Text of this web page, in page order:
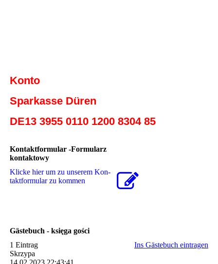
Konto
Sparkasse Düren
DE13 3955 0110 1200 8304 85
Kontaktformular -Formularz
kontaktowy
Klicke hier um zu unserem Kon­
takt­for­mu­lar zu kommen
Gästebuch - księga gości
1 Eintrag
Ins Gästebuch eintragen
Skrzypa